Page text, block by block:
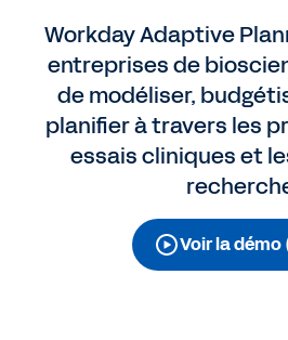
Workday Adaptive
entreprises de
de modéliser,
planifier à travers les
essais cliniques et
Voir la démo